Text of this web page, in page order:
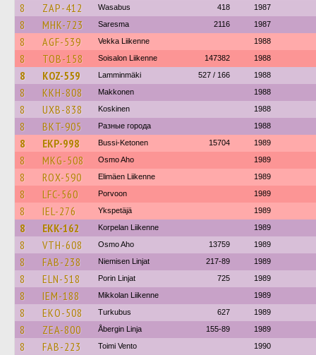
8 ZAP-412 Wasabus 418 1987
8 MHK-723 Saresma 2116 1987
8 AGF-539 Vekka Liikenne 1988
8 TOB-158 Soisalon Liikenne 147382 1988
8 KOZ-559 Lamminmäki 527 / 166 1988
8 KKH-808 Makkonen 1988
8 UXB-838 Koskinen 1988
8 BKT-905 Разные города 1988
8 EKP-998 Bussi-Ketonen 15704 1989
8 MKG-508 Osmo Aho 1989
8 ROX-590 Elimäen Liikenne 1989
8 LFC-560 Porvoon 1989
8 IEL-276 Ykspetäjä 1989
8 EKK-162 Korpelan Liikenne 1989
8 VTH-608 Osmo Aho 13759 1989
8 FAB-238 Niemisen Linjat 217-89 1989
8 ELN-518 Porin Linjat 725 1989
8 IEM-188 Mikkolan Liikenne 1989
8 EKO-508 Turkubus 627 1989
8 ZEA-800 Åbergin Linja 155-89 1989
8 FAB-223 Toimi Vento 1990